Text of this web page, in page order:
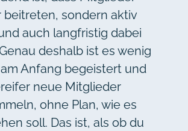
beitreten, sondern aktiv
auch langfristig dabei
deshalb ist es wenig
Anfang begeistert und
neue Mitglieder
ohne Plan, wie es
soll. Das ist, als ob du